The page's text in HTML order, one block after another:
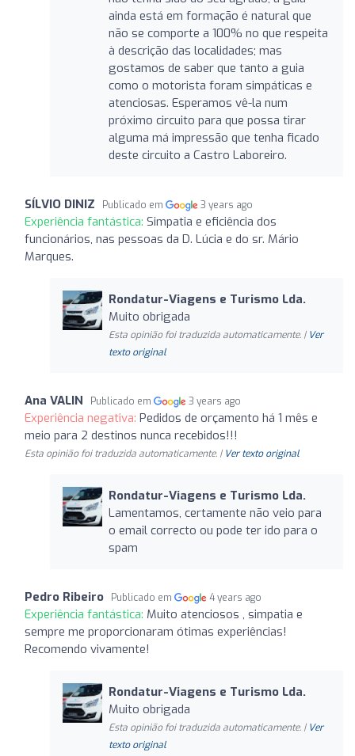
ainda está em formação é natural que
não se comporte a 100% no que respeita
à descrição das localidades; mas
gostamos de saber que tanto a guia
como o motorista foram simpáticas e
atenciosas. Esperamos vê-la num
próximo circuito para que possa tirar
alguma má impressão que tenha ficado
deste circuito a Castro Laboreiro.
SÍLVIO DINIZ Publicado em 3 years ago
Experiência fantástica: Simpatia e eficiência dos
funcionários, nas pessoas da D. Lúcia e do sr. Mário
Marques.
Rondatur-Viagens e Turismo Lda.
Muito obrigada
Esta opinião foi traduzida automaticamente. | Ver
texto original
Ana VALIN Publicado em 3 years ago
Experiência negativa: Pedidos de orçamento há 1 mês e
meio para 2 destinos nunca recebidos!!!
Esta opinião foi traduzida automaticamente. | Ver texto original
Rondatur-Viagens e Turismo Lda.
Lamentamos, certamente não veio para
o email correcto ou pode ter ido para o
spam
Pedro Ribeiro Publicado em 4 years ago
Experiência fantástica: Muito atenciosos , simpatia e
sempre me proporcionaram ótimas experiências!
Recomendo vivamente!
Rondatur-Viagens e Turismo Lda.
Muito obrigada
Esta opinião foi traduzida automaticamente. | Ver
texto original